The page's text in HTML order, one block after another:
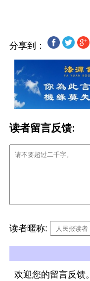
分享到：
读者留言反馈:
读者暱称:
欢迎您的留言反馈。